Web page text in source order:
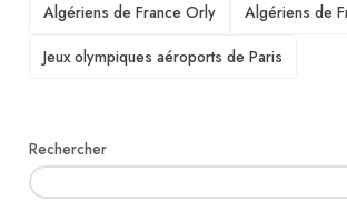
Algériens de France Orly
Algériens de
Jeux olympiques aéroports de Paris
Rechercher